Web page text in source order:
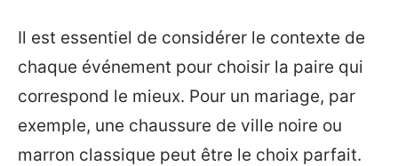
Il est essentiel de considérer le contexte de
chaque événement pour choisir la paire qui
correspond le mieux. Pour un mariage, par
exemple, une chaussure de ville noire ou
marron classique peut être le choix parfait.